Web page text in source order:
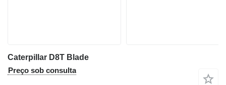
Caterpillar D8T Blade
Preço sob consulta